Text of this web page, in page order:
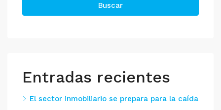
Buscar
Entradas recientes
El sector inmobiliario se prepara para la caída